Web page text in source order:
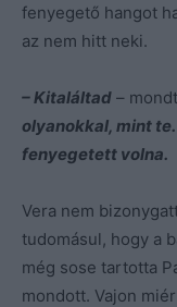
fenyegető hangot
az nem hitt neki.
– Kitaláltad –
olyanokkal, mint
fenyegetett volna.
Vera nem
tudomásul, hogy a
még sose tartotta
mondott. Vajon